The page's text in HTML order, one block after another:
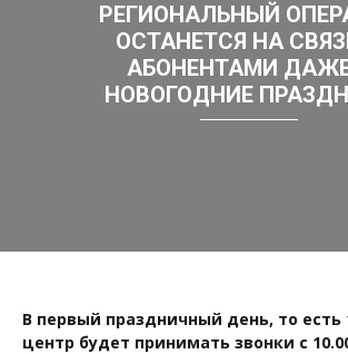
РЕГИОНАЛЬНЫЙ
ОСТАНЕТСЯ НА
АБОНЕНТАМИ
НОВОГОДНИЕ
В первый праздничный день, то есть
центр будет принимать звонки с